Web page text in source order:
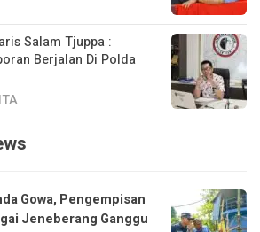
Salam Tjuppa :
Berjalan Di Polda
Gowa, Pengempisan
Jeneberang Ganggu